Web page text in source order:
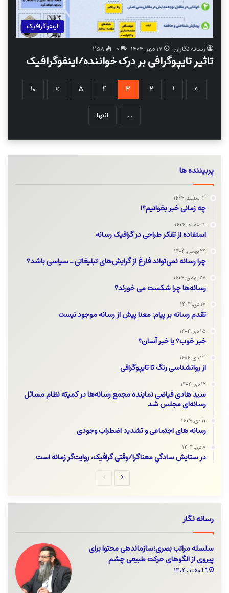
اینفوگرافیک
رسانه نگاران ۱۷ مهر, ۱۴۰۴ ۰ ۲۵۸
تاثیر تایپوگرافی بر درک خواننده/اینفوگرافیک
« ۱ ۲ ۳ ۴ ۵ » ۱۰
... انتها
پربیننده ها
۳ اسفند, ۱۴۰۴
چه زمانی خبر بخوانیم؟!
۲ اسفند, ۱۴۰۴
استفاده از تفکر طراحی در گرافیک رسانه
۲۹ بهمن, ۱۴۰۴
چرا رسانه نمی‌تواند فارغ از گرایش‌های تبلیغاتی ـ سیاسی باشد؟
۲۷ بهمن, ۱۴۰۴
رسانه‌ها چرا شکست می خورند؟
۱۷ دی, ۱۴۰۴
تقدم رسانه بر پیام: معنا پیش از رسانه موجود نیست
۱۵ دی, ۱۴۰۴
خبر خوب؟ یا خبر آسان؟
۱۳ دی, ۱۴۰۴
از روانشناسی رنگ تا تایپوگرافی
۱۲ دی, ۱۴۰۴
سید هادی فیاضی نماینده مجمع رسانه‌ها در کمیته نظام مسائل
رسانه‌ای مجلس شد
۱۰ دی, ۱۴۰۴
رسانه های اجتماعی و تشدید اضطراب وجودی
۸ دی, ۱۴۰۴
در ستایش سادگیِ معناگرا/وقتی گرافیک، روایت‌گر زمانه است
رسانه نگار
سلسله مراتب بصری؛سازماندهی محتوا برای
پیروی از الگوهای حرکت طبیعی چشم
۹ اسفند, ۱۴۰۴